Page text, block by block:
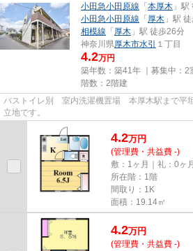
小田急小田原線 「本厚木 」
小田急小田原線 「厚木 」駅
相模線 「厚木 」駅 徒歩26分
神奈川県厚木市水引 １丁目
4.2万円
築年数：築41年 ｜募集中： 2
階数：2階建
バストイレ別 室内洗濯機置場 本厚木駅まで平
立地です。
4.2万円
(管理費・共益費 -)
敷：1ヶ月｜礼：0ヶ
所在階：1階
間取り：1K
面積：19.14㎡
4.2万円
(管理費・共益費 -)